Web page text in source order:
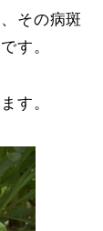
その病斑
す。
す。